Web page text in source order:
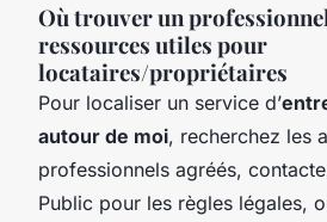
Où trouver un
ressources utiles pour
locataires/propriétaires
Pour localiser un service d’
autour de moi, recherchez les
professionnels agréés,
Public pour les règles légales,